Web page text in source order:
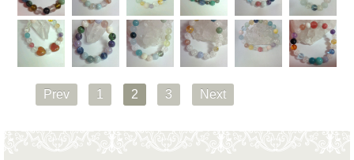
Prev 1 2 3 Next